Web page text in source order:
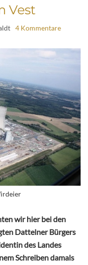
Vest
4 Kommentare
wir hier bei den
Dattelner Bürgers
des Landes
Schreiben damals